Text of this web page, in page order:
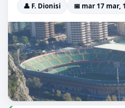
👤 F. Dionisi
📅 mar 17 mar,